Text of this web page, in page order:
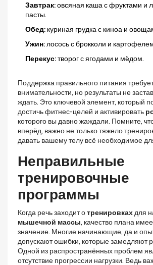
Завтрак:овсяная каша с фруктами и
пасты.
Обед: куриная грудка с киноа и
Ужин:лосось с брокколи и
Перекус:творог с ягодами и мёдом.
Поддержка правильного питания
внимательности, но результаты не
ждать. Это ключевой элемент, который
достичь фитнес-целей и активировать
которого вы давно жаждали. Помните,
вперёд, важно не только тяжело
давать вашему телу всё необходимое
Неправильные
тренировочные
программы
Когда речь заходит отренировкахдля
мышечной массы, качество плана
значение. Многие начинающие, да и
допускают ошибки, которые замедляют
Одной из распространённых проблем
отсутствие прогрессии нагрузки. Ведь